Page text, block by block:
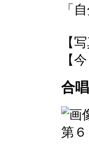
「
【
【
合
第